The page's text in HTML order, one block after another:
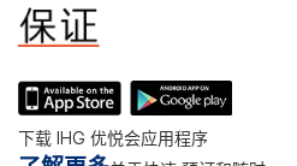
下载 IHG 优悦会应用程序